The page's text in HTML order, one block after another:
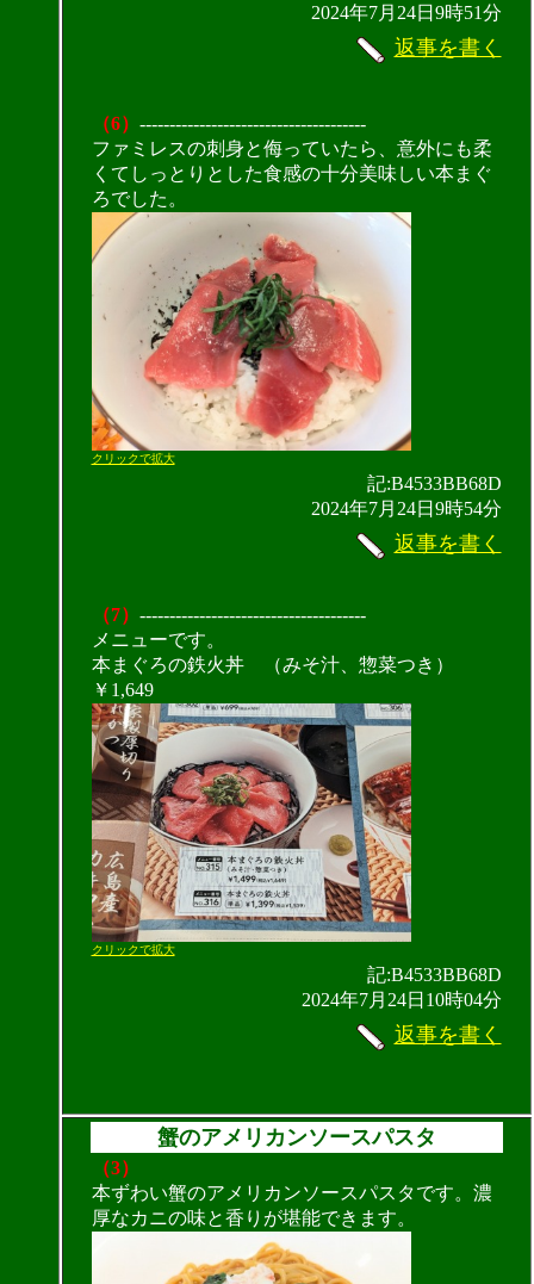
2024年7月24日9時51分
返事を書く
（6） --------------------------------------
ファミレスの刺身と侮っていたら、意外にも柔
くてしっとりとした食感の十分美味しい本まぐ
ろでした。
クリックで拡大
記:B4533BB68D
2024年7月24日9時54分
返事を書く
（7） --------------------------------------
メニューです。
本まぐろの鉄火丼 （みそ汁、惣菜つき）
￥1,649
クリックで拡大
記:B4533BB68D
2024年7月24日10時04分
返事を書く
蟹のアメリカンソースパスタ
（3）
本ずわい蟹のアメリカンソースパスタです。濃
厚なカニの味と香りが堪能できます。